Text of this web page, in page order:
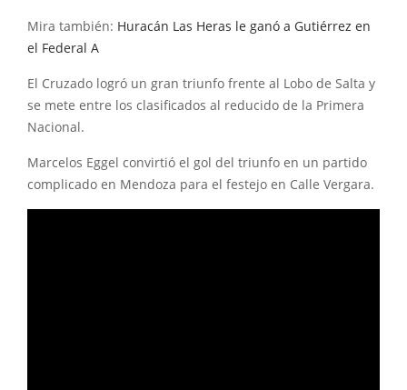
Mira también: Huracán Las Heras le ganó a Gutiérrez en
el Federal A
El Cruzado logró un gran triunfo frente al Lobo de Salta y
se mete entre los clasificados al reducido de la Primera
Nacional.
Marcelos Eggel convirtió el gol del triunfo en un partido
complicado en Mendoza para el festejo en Calle Vergara.